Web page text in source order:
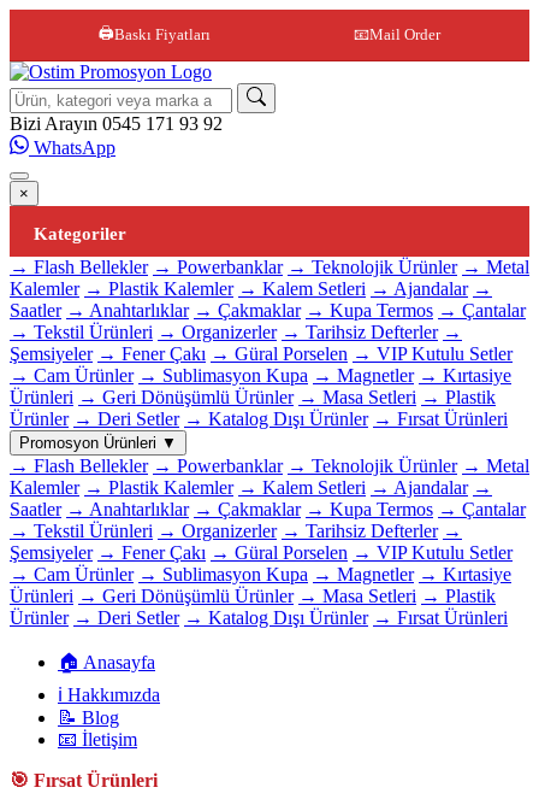
🖨️Baskı Fiyatları 📧Mail Order
Site içi arama
Bizi Arayın 0545 171 93 92
WhatsApp
×
Kategoriler
→ Flash Bellekler → Powerbanklar → Teknolojik Ürünler → Metal
Kalemler → Plastik Kalemler → Kalem Setleri → Ajandalar →
Saatler → Anahtarlıklar → Çakmaklar → Kupa Termos → Çantalar
→ Tekstil Ürünleri → Organizerler → Tarihsiz Defterler →
Şemsiyeler → Fener Çakı → Güral Porselen → VIP Kutulu Setler
→ Cam Ürünler → Sublimasyon Kupa → Magnetler → Kırtasiye
Ürünleri → Geri Dönüşümlü Ürünler → Masa Setleri → Plastik
Ürünler → Deri Setler → Katalog Dışı Ürünler → Fırsat Ürünleri
Promosyon Ürünleri ▼
→ Flash Bellekler → Powerbanklar → Teknolojik Ürünler → Metal
Kalemler → Plastik Kalemler → Kalem Setleri → Ajandalar →
Saatler → Anahtarlıklar → Çakmaklar → Kupa Termos → Çantalar
→ Tekstil Ürünleri → Organizerler → Tarihsiz Defterler →
Şemsiyeler → Fener Çakı → Güral Porselen → VIP Kutulu Setler
→ Cam Ürünler → Sublimasyon Kupa → Magnetler → Kırtasiye
Ürünleri → Geri Dönüşümlü Ürünler → Masa Setleri → Plastik
Ürünler → Deri Setler → Katalog Dışı Ürünler → Fırsat Ürünleri
🏠 Anasayfa
ℹ️ Hakkımızda
📝 Blog
📧 İletişim
🎯 Fırsat Ürünleri